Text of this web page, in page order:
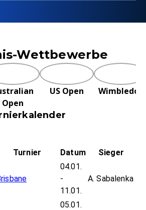
Wettbewerbe
Open
US Open Wimbledon
Turnier Datum Sieger
04.01.
-
11.01.
A. Sabalenka
05.01.